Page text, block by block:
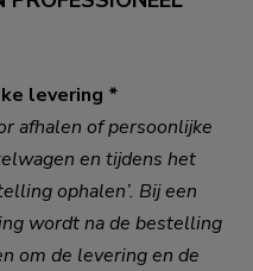
levering *
afhalen of persoonlijke
en tijdens het
ophalen’. Bij een
wordt na de bestelling
om de levering en de